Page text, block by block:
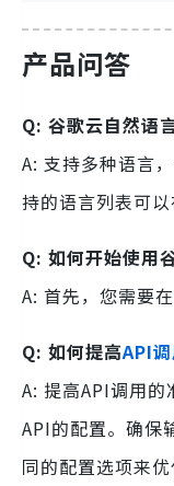
产品问答
Q: 谷歌云自然语
A: 支持多种语言
持的语言列表可
Q: 如何开始使用
A: 首先，您需要在
Q: 如何提高API
A: 提高API调用
API的配置。确保
同的配置选项来